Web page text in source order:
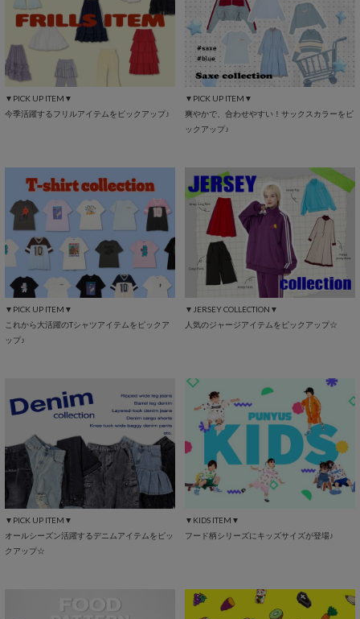
▼PICK UP ITEM▼
今季活躍するフリルアイテムをピックアップ♪
▼PICK UP ITEM▼
爽やかで、合わせやすい！サックスカラーをピ
ックアップ♪
▼PICK UP ITEM▼
これから大活躍のTシャツアイテムをピックア
ップ♪
▼JERSEY COLLECTION▼
人気のジャージアイテムをピックアップ☆
▼PICK UP ITEM▼
オールシーズン活躍するデニムアイテムをピッ
クアップ☆
▼KIDS ITEM▼
フード柄シリーズにキッズサイズが登場♪